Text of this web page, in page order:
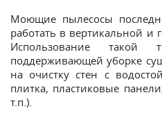
Моющие пылесосы
работать в вертикальной и
Использование такой
поддерживающей уборке
на очистку стен с
плитка, пластиковые
т.п.).